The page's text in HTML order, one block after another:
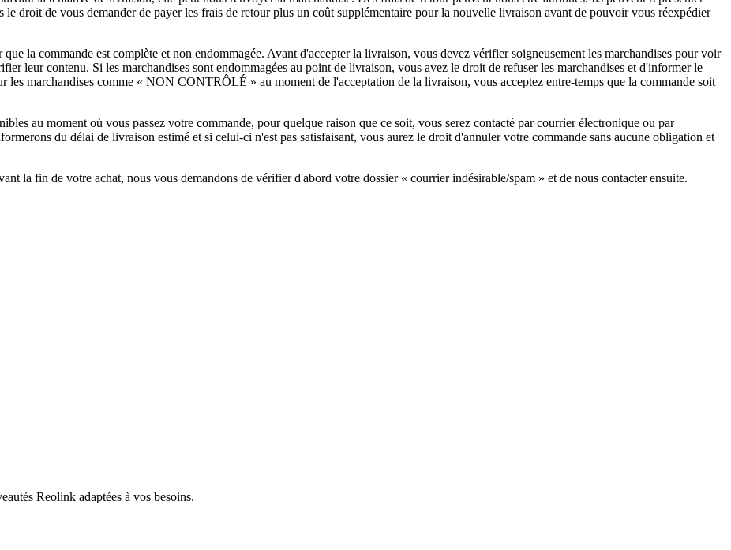
droit de vous demander de payer les frais de retour plus un coût supplémentaire pour la nouvelle livraison avant de pouvoir vous réexpédier
la commande est complète et non endommagée. Avant d'accepter la livraison, vous devez vérifier soigneusement les marchandises pour voir
leur contenu. Si les marchandises sont endommagées au point de livraison, vous avez le droit de refuser les marchandises et d'informer le
les marchandises comme « NON CONTRÔLÉ » au moment de l'acceptation de la livraison, vous acceptez entre-temps que la commande soit
au moment où vous passez votre commande, pour quelque raison que ce soit, vous serez contacté par courrier électronique ou par
du délai de livraison estimé et si celui-ci n'est pas satisfaisant, vous aurez le droit d'annuler votre commande sans aucune obligation et
la fin de votre achat, nous vous demandons de vérifier d'abord votre dossier « courrier indésirable/spam » et de nous contacter ensuite.
Reolink adaptées à vos besoins.